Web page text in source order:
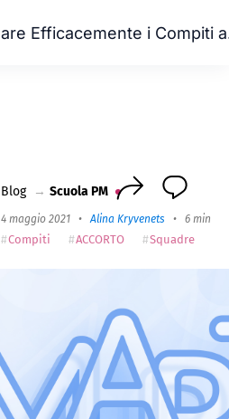
Blog → Scuola PM
4 maggio 2021 •Alina Kryvenets • 6 min
Compiti ACCORTO Squadre